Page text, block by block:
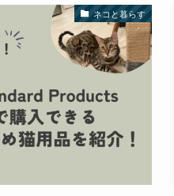
ネコと暮らす